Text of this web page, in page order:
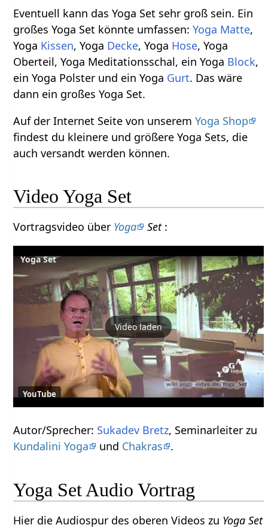
Eventuell kann das Yoga Set sehr groß sein. Ein
großes Yoga Set könnte umfassen:Yoga Matte,
Yoga Kissen, Yoga Decke, Yoga Hose, Yoga
Oberteil, Yoga Meditationsschal, ein Yoga Block,
ein Yoga Polster und ein Yoga Gurt. Das wäre
dann ein großes Yoga Set.
Auf der Internet Seite von unseremYoga Shop
findest du kleinere und größere Yoga Sets, die
auch versandt werden können.
Video Yoga Set
Vortragsvideo über Yoga Set :
Yoga Set
Video laden
YouTube
Autor/Sprecher: Sukadev Bretz, Seminarleiter zu
Kundalini Yoga
und Chakras .
Yoga Set Audio Vortrag
Hier die Audiospur des oberen Videos zu Yoga Set